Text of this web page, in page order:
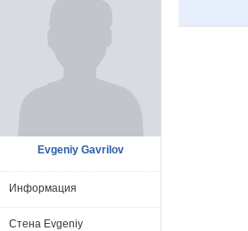
Evgeniy Gavrilov
Информация
Стена Evgeniy